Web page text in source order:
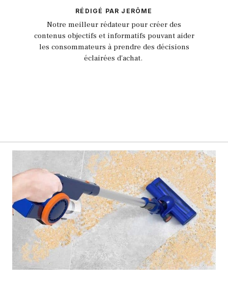
RÉDIGÉ PAR JERÔME
Notre meilleur rédateur pour créer des
contenus objectifs et informatifs pouvant aider
les consommateurs à prendre des décisions
éclairées d'achat.